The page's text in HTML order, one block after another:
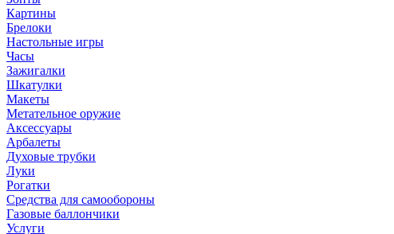
Картины
Брелоки
Настольные игры
Часы
Зажигалки
Шкатулки
Макеты
Метательное оружие
Аксессуары
Арбалеты
Духовые трубки
Луки
Рогатки
Средства для самообороны
Газовые баллончики
Услуги